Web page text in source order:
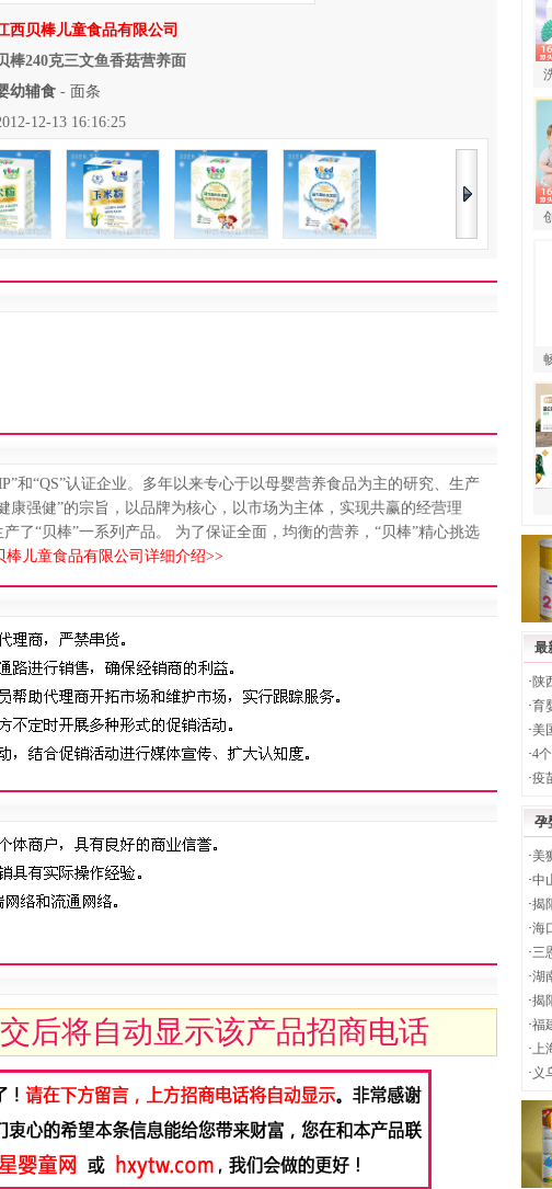
西贝棒儿童食品有限公司
棒240克三文鱼香菇营养面
幼辅食 - 面条
12-13 16:16:25
和“QS”认证企业。多年以来专心于以母婴营养食品为主的研究、生产
康强健”的宗旨，以品牌为核心，以市场为主体，实现共赢的经营理
了“贝棒”一系列产品。 为了保证全面，均衡的营养，“贝棒”精心挑选
棒儿童食品有限公司详细介绍>>
后将自动显示该产品招商电话
最
·陕
·育
·美
·4
·疫
孕
·美
·中
·揭
·海
·三
·湖
·揭
·福
·上
· 义